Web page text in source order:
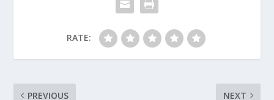
RATE:
PREVIOUS NEXT